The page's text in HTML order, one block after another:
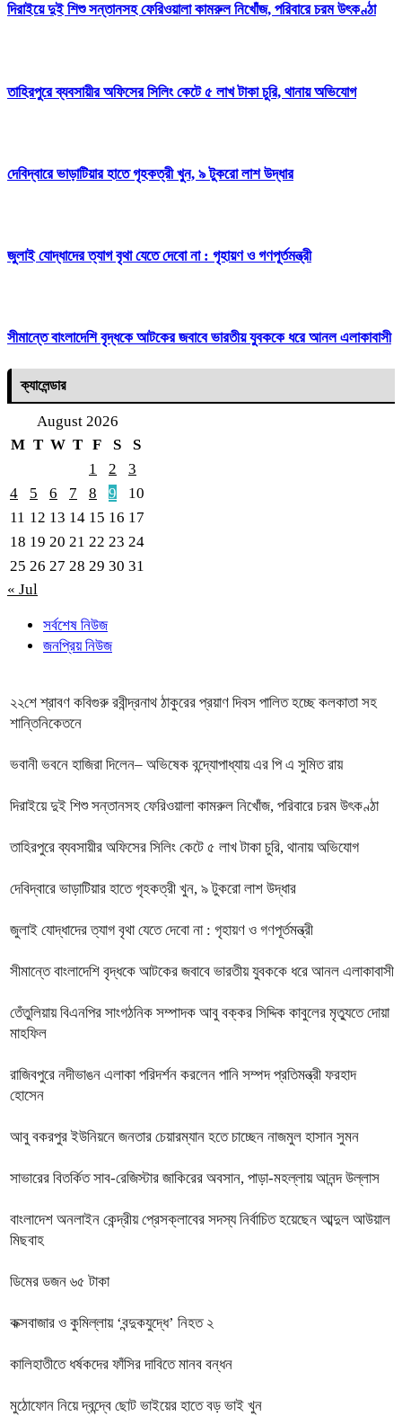
দিরাইয়ে দুই শিশু সন্তানসহ ফেরিওয়ালা কামরুল নিখোঁজ, পরিবারে চরম উৎকণ্ঠা
তাহিরপুরে ব্যবসায়ীর অফিসের সিলিং কেটে ৫ লাখ টাকা চুরি, থানায় অভিযোগ
দেবিদ্বারে ভাড়াটিয়ার হাতে গৃহকত্রী খুন, ৯ টুকরো লাশ উদ্ধার
জুলাই যোদ্ধাদের ত্যাগ বৃথা যেতে দেবো না : গৃহায়ণ ও গণপূর্তমন্ত্রী
সীমান্তে বাংলাদেশি বৃদ্ধকে আটকের জবাবে ভারতীয় যুবককে ধরে আনল এলাকাবাসী
ক্যালেন্ডার
August 2026
M T W T F S
S
1
2
3
4
5 6 7 8 9
10
11 12 13 14 15 16 17
18 19 20 21 22 23 24
25 26 27 28 29 30 31
« Jul
সর্বশেষ নিউজ
জনপ্রিয় নিউজ
২২শে শ্রাবণ কবিগুরু রবীন্দ্রনাথ ঠাকুরের প্রয়াণ দিবস পালিত হচ্ছে কলকাতা সহ
শান্তিনিকেতনে
ভবানী ভবনে হাজিরা দিলেন– অভিষেক বন্দ্যোপাধ্যায় এর পি এ সুমিত রায়
দিরাইয়ে দুই শিশু সন্তানসহ ফেরিওয়ালা কামরুল নিখোঁজ, পরিবারে চরম উৎকণ্ঠা
তাহিরপুরে ব্যবসায়ীর অফিসের সিলিং কেটে ৫ লাখ টাকা চুরি, থানায় অভিযোগ
দেবিদ্বারে ভাড়াটিয়ার হাতে গৃহকত্রী খুন, ৯ টুকরো লাশ উদ্ধার
জুলাই যোদ্ধাদের ত্যাগ বৃথা যেতে দেবো না : গৃহায়ণ ও গণপূর্তমন্ত্রী
সীমান্তে বাংলাদেশি বৃদ্ধকে আটকের জবাবে ভারতীয় যুবককে ধরে আনল এলাকাবাসী
তেঁতুলিয়ায় বিএনপির সাংগঠনিক সম্পাদক আবু বক্কর সিদ্দিক কাবুলের মৃত্যুতে দোয়া
মাহফিল
রাজিবপুরে নদীভাঙন এলাকা পরিদর্শন করলেন পানি সম্পদ প্রতিমন্ত্রী ফরহাদ
হোসেন
আবু বকরপুর ইউনিয়নে জনতার চেয়ারম্যান হতে চাচ্ছেন নাজমুল হাসান সুমন
সাভারের বিতর্কিত সাব-রেজিস্টার জাকিরের অবসান, পাড়া-মহল্লায় আনন্দ উল্লাস
বাংলাদেশ অনলাইন কেন্দ্রীয় প্রেসক্লাবের সদস্য নির্বাচিত হয়েছেন আব্দুল আউয়াল
মিছবাহ
ডিমের ডজন ৬৫ টাকা
কক্সবাজার ও কুমিল্লায় ‘বন্দুকযুদ্ধে’ নিহত ২
কালিহাতীতে ধর্ষকদের ফাঁসির দাবিতে মানব বন্ধন
মুঠোফোন নিয়ে দ্বন্দ্বে ছোট ভাইয়ের হাতে বড় ভাই খুন